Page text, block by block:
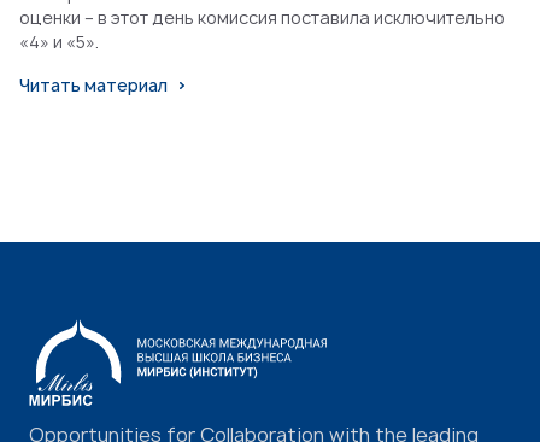
оценки – в этот день комиссия поставила исключительно
«4» и «5».
Читать материал
Opportunities for Collaboration with the leading